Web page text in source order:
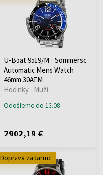
U-Boat 9519/MT Sommerso
Automatic Mens Watch
46mm 30ATM
Hodinky - Muži
Odošleme do 13.08.
2902,19 €
Doprava zadarmo